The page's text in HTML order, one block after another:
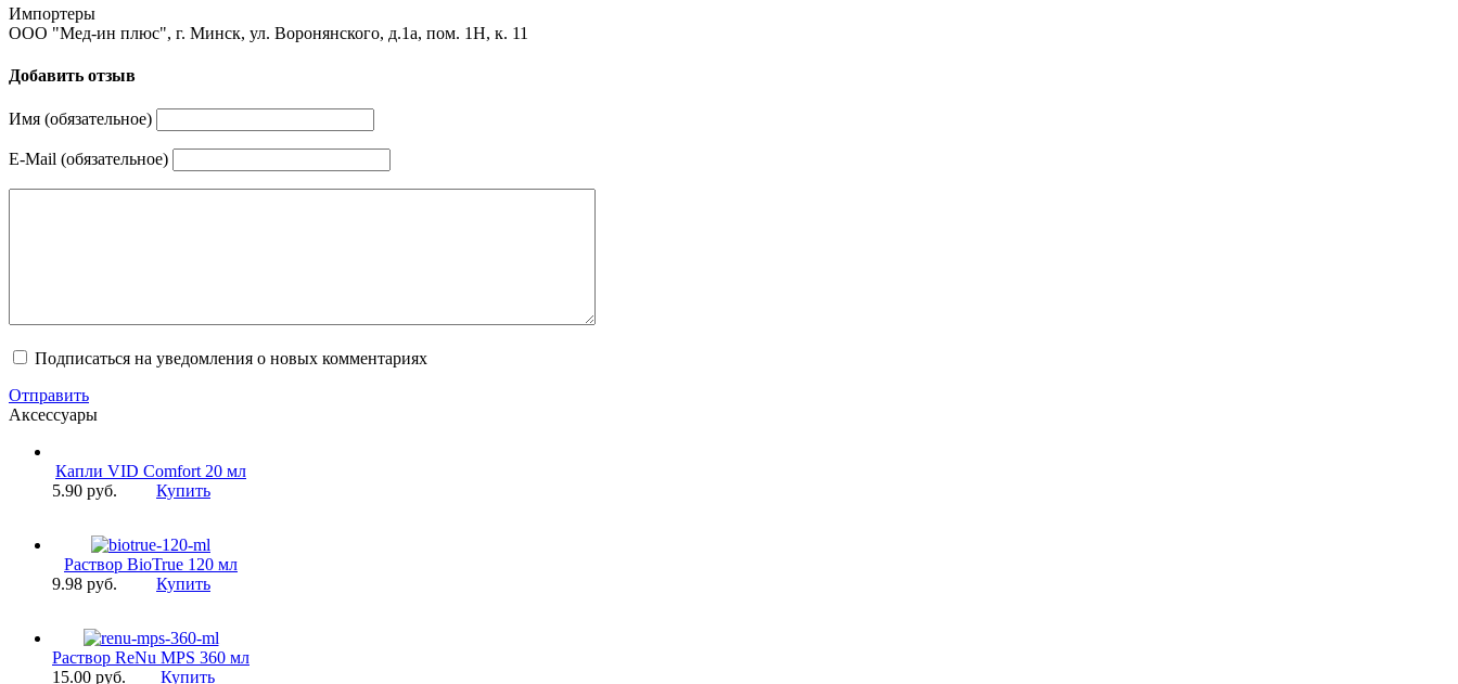
Импортеры
ООО "Мед-ин плюс", г. Минск, ул. Воронянского, д.1а, пом. 1Н, к. 11
Добавить отзыв
Имя (обязательное)
E-Mail (обязательное)
Подписаться на уведомления о новых комментариях
Отправить
Аксессуары
Капли VID Comfort 20 мл
5.90 pуб.
Купить
Раствор BioTrue 120 мл
9.98 pуб.
Купить
Раствор ReNu MPS 360 мл
15.00 pуб.
Купить